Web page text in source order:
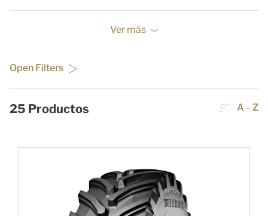
Ver más
Open Filters
25 Productos A - Z